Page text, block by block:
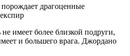
драгоценные
имеет более близкой подруги,
и большего врага. Джордано